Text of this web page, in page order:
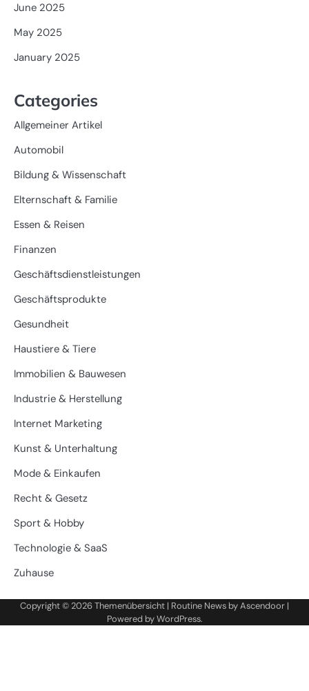
June 2025
May 2025
January 2025
Categories
Allgemeiner Artikel
Automobil
Bildung & Wissenschaft
Elternschaft & Familie
Essen & Reisen
Finanzen
Geschäftsdienstleistungen
Geschäftsprodukte
Gesundheit
Haustiere & Tiere
Immobilien & Bauwesen
Industrie & Herstellung
Internet Marketing
Kunst & Unterhaltung
Mode & Einkaufen
Recht & Gesetz
Sport & Hobby
Technologie & SaaS
Zuhause
Copyright © 2026Themenübersicht | Routine News byAscendoor |
Powered byWordPress.